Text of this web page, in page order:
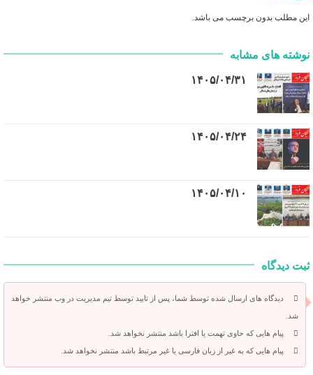
این مطلب بدون برچسب می باشد.
نوشته های مشابه
۱۴۰۵/۰۴/۳۱
۱۴۰۵/۰۴/۲۴
۱۴۰۵/۰۴/۱۰
ثبت دیدگاه
دیدگاه های ارسال شده توسط شما، پس از تایید توسط تیم مدیریت در وب منتشر خواهد
شد.
پیام هایی که حاوی تهمت یا افترا باشد منتشر نخواهد شد.
پیام هایی که به غیر از زبان فارسی یا غیر مرتبط باشد منتشر نخواهد شد.